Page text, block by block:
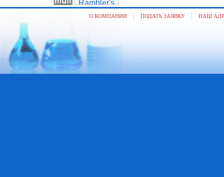
О КОМПАНИИ ПОДАТЬ ЗАЯВКУ НАШ